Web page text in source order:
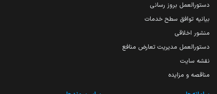
دستورالعمل بروز رسانی
بیانیه توافق سطح خدمات
منشور اخلاقی
دستورالعمل مدیریت تعارض منافع
نقشه سایت
مناقصه و مزایده